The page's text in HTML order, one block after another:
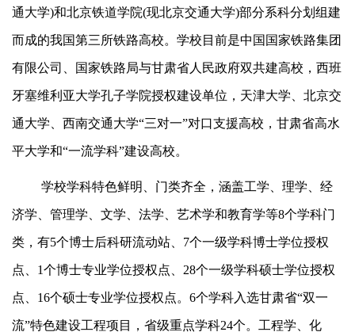
通大学)和北京铁道学院(现北京交通大学)部分系科分划组建
而成的我国第三所铁路高校。学校目前是中国国家铁路集团
有限公司、国家铁路局与甘肃省人民政府双共建高校，西班
牙塞维利亚大学孔子学院授权建设单位，天津大学、北京交
通大学、西南交通大学“三对一”对口支援高校，甘肃省高水
平大学和“一流学科”建设高校。
学校学科特色鲜明、门类齐全，涵盖工学、理学、经
济学、管理学、文学、法学、艺术学和教育学等8个学科门
类，有5个博士后科研流动站、7个一级学科博士学位授权
点、1个博士专业学位授权点、28个一级学科硕士学位授权
点、16个硕士专业学位授权点。6个学科入选甘肃省“双一
流”特色建设工程项目，省级重点学科24个。工程学、化